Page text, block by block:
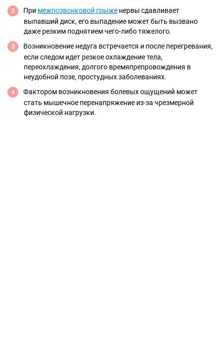
При межпозвонковой грыже нервы сдавливает
выпавший диск, его выпадение может быть вызвано
даже резким поднятием чего-либо тяжелого.
Возникновение недуга встречается и после перегревания,
если следом идет резкое охлаждение тела,
переохлаждения, долгого времяпрепровождения в
неудобной позе, простудных заболеваниях.
Фактором возникновения болевых ощущений может
стать мышечное перенапряжение из-за чрезмерной
физической нагрузки.